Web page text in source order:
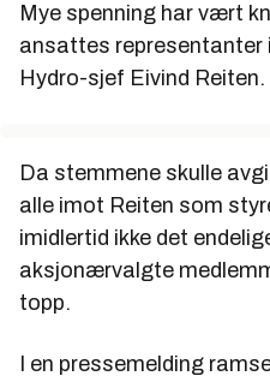
Mye spenning har vært
ansattes
Hydro-sjef Eivind Reiten.
Da stemmene skulle
alle imot Reiten som
imidlertid ikke det
aksjonærvalgte
topp.
I en pressemelding